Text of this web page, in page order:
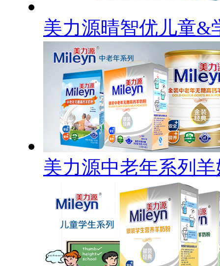
美力源晴智优儿童&
美力源中老年系列